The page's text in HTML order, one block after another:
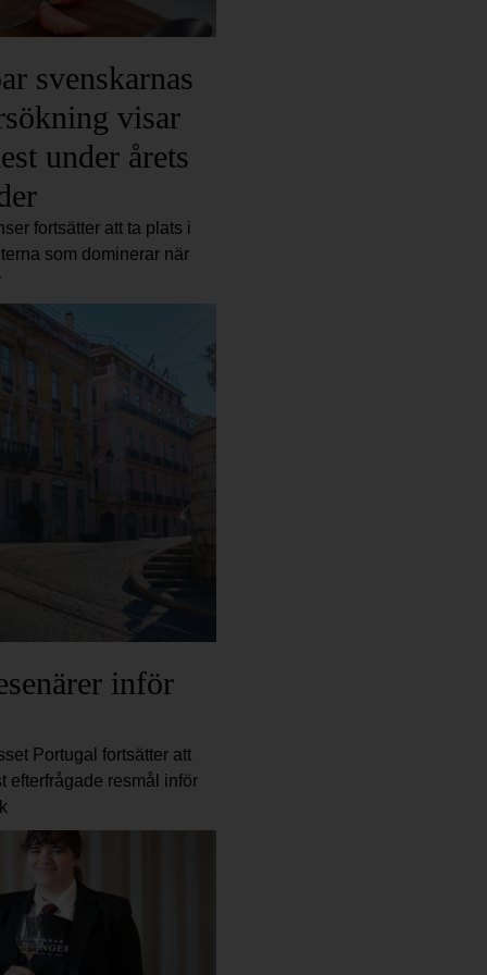
svenskarnas
visar
under årets
fortsätter att ta plats i
som dominerar när
inför
Portugal fortsätter att
efterfrågade resmål inför